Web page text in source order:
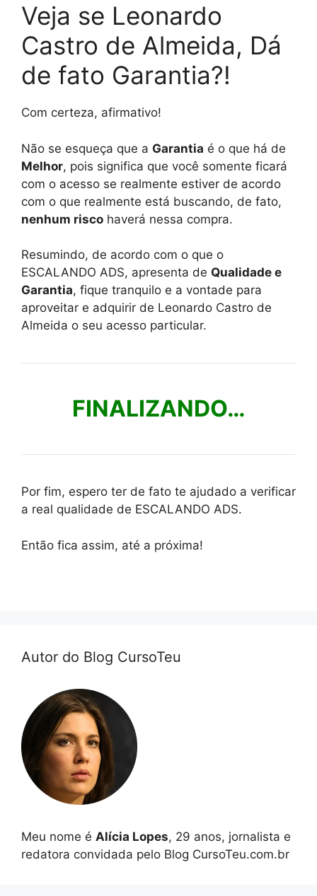
Veja se Leonardo
Castro de Almeida, Dá
de fato Garantia?!
Com certeza, afirmativo!
Não se esqueça que a Garantia é o que há de
Melhor, pois significa que você somente ficará
com o acesso se realmente estiver de acordo
com o que realmente está buscando, de fato,
nenhum risco haverá nessa compra.
Resumindo, de acordo com o que o
ESCALANDO ADS, apresenta de Qualidade e
Garantia, fique tranquilo e a vontade para
aproveitar e adquirir de Leonardo Castro de
Almeida o seu acesso particular.
FINALIZANDO…
Por fim, espero ter de fato te ajudado a verificar
a real qualidade de ESCALANDO ADS.
Então fica assim, até a próxima!
Autor do Blog CursoTeu
Meu nome é Alícia Lopes, 29 anos, jornalista e
redatora convidada pelo Blog CursoTeu.com.br